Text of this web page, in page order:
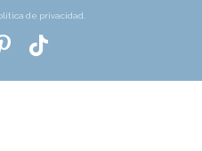
de privacidad.